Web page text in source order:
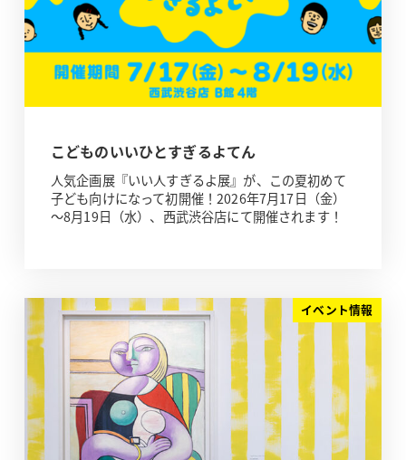
こどものいいひとすぎるよてん
人気企画展『いい人すぎるよ展』が、この夏初めて
子ども向けになって初開催！2026年7月17日（金）
～8月19日（水）、西武渋谷店にて開催されます！
イベント情報